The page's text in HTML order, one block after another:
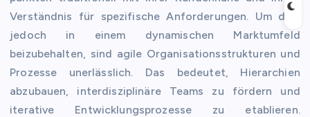
Verständnis für spezifische Anforderungen. Um dies
jedoch in einem dynamischen Marktumfeld
beizubehalten, sind agile Organisationsstrukturen und
Prozesse unerlässlich. Das bedeutet, Hierarchien
abzubauen, interdisziplinäre Teams zu fördern und
iterative Entwicklungsprozesse zu etablieren.